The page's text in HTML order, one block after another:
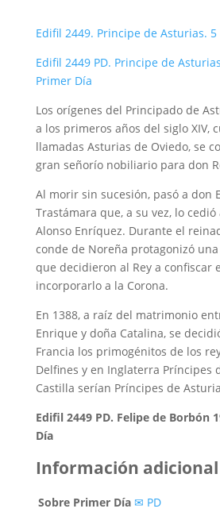
Edifil 2449. Principe de Asturias.
Edifil 2449 PD. Principe de
Primer Día
Los orígenes del Principado de
a los primeros años del siglo XIV,
llamadas Asturias de Oviedo, se
gran señorío nobiliario para don
Al morir sin sucesión, pasó a don
Trastámara que, a su vez, lo
Alonso Enríquez. Durante el
conde de Noreña protagonizó
que decidieron al Rey a confiscar
incorporarlo a la Corona.
En 1388, a raíz del matrimonio
Enrique y doña Catalina, se
Francia los primogénitos de los
Delfines y en Inglaterra Príncipes
Castilla serían Príncipes de
Edifil 2449 PD. Felipe de Borbón
Día
Información adicional
Sobre Primer Día ✉ PD